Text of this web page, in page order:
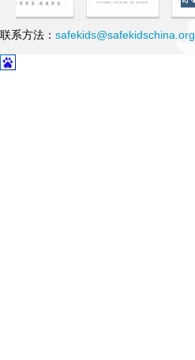
联系方法： safekids@safekidschina.org